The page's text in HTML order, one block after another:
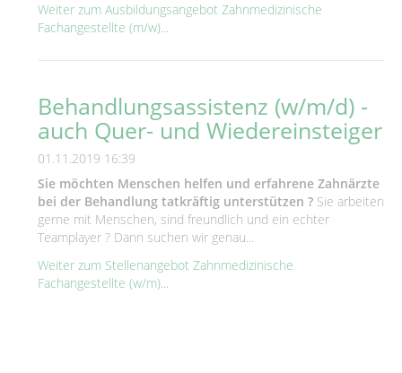
Weiter zum Ausbildungsangebot Zahnmedizinische
Fachangestellte (m/w)...
Behandlungsassistenz (w/m/d) -
auch Quer- und Wiedereinsteiger
01.11.2019 16:39
Sie möchten Menschen helfen und erfahrene Zahnärzte
bei der Behandlung tatkräftig unterstützen ? Sie arbeiten
gerne mit Menschen, sind freundlich und ein echter
Teamplayer ? Dann suchen wir genau...
Weiter zum Stellenangebot Zahnmedizinische
Fachangestellte (w/m)...